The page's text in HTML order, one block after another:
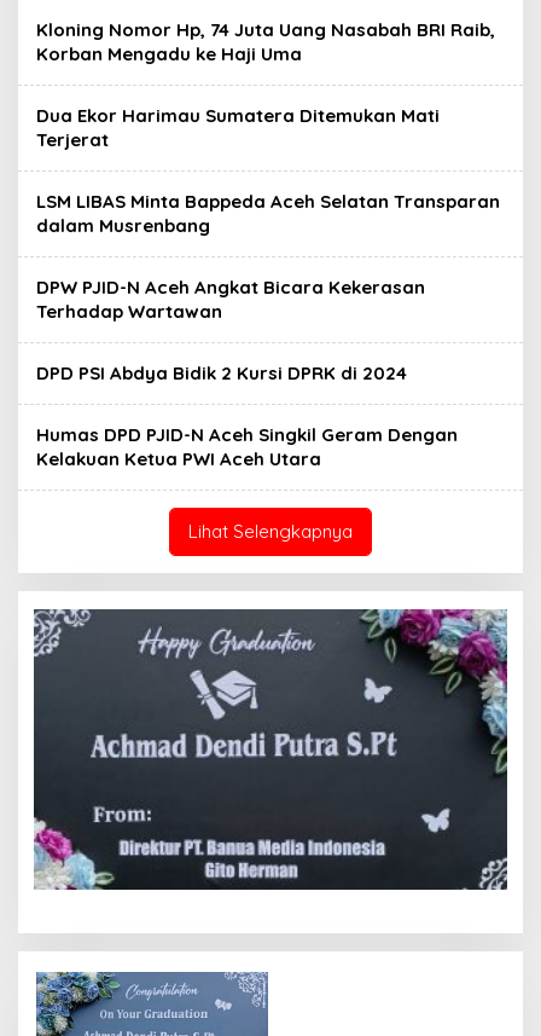
Kloning Nomor Hp, 74 Juta Uang Nasabah BRI Raib,
Korban Mengadu ke Haji Uma
Dua Ekor Harimau Sumatera Ditemukan Mati
Terjerat
LSM LIBAS Minta Bappeda Aceh Selatan Transparan
dalam Musrenbang
DPW PJID-N Aceh Angkat Bicara Kekerasan
Terhadap Wartawan
DPD PSI Abdya Bidik 2 Kursi DPRK di 2024
Humas DPD PJID-N Aceh Singkil Geram Dengan
Kelakuan Ketua PWI Aceh Utara
Lihat Selengkapnya